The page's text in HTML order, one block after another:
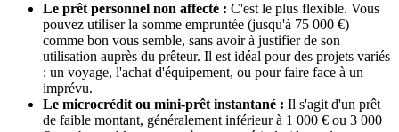
Le prêt personnel non affecté : C'est le plus flexible. Vous
pouvez utiliser la somme empruntée (jusqu'à 75 000 €)
comme bon vous semble, sans avoir à justifier de son
utilisation auprès du prêteur. Il est idéal pour des projets variés
: un voyage, l'achat d'équipement, ou pour faire face à un
imprévu.
Le microcrédit ou mini-prêt instantané : Il s'agit d'un prêt
de faible montant, généralement inférieur à 1 000 € ou 3 000